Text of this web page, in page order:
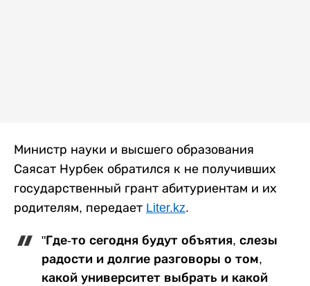
Министр науки и высшего образования
Саясат Нурбек обратился к не получивших
государственный грант абитуриентам и их
родителям, передает Liter.kz.
"Где-то сегодня будут объятия, слезы
радости и долгие разговоры о том,
какой университет выбрать и какой